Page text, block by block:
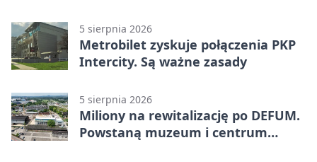
5 sierpnia 2026
Metrobilet zyskuje połączenia PKP
Intercity. Są ważne zasady
5 sierpnia 2026
Miliony na rewitalizację po DEFUM.
Powstaną muzeum i centrum